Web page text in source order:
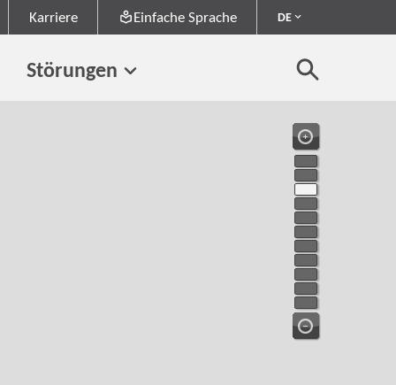
Karriere Einfache Sprache DE
Störungen